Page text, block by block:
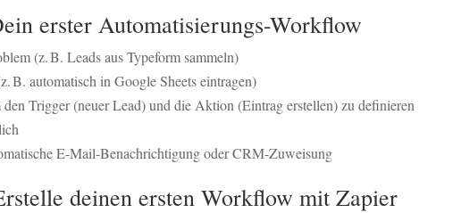
erster Automatisierungs-Workflow
(z. B. Leads aus Typeform sammeln)
B. automatisch in Google Sheets eintragen)
Trigger (neuer Lead) und die Aktion (Eintrag erstellen) zu definieren
E-Mail-Benachrichtigung oder CRM-Zuweisung
deinen ersten Workflow mit Zapier